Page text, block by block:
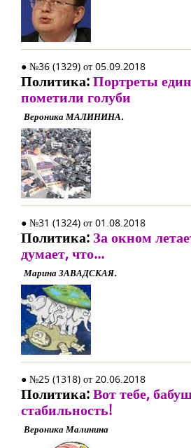
● №36 (1329) от 05.09.2018
Политика:Портреты
пометили голуби
Вероника МАЛИНИНА.
● №31 (1324) от 01.08.2018
Политика: За окном
думает, что...
Марина ЗАВАДСКАЯ.
● №25 (1318) от 20.06.2018
Политика:Вот тебе,
стабильность!
Вероника Малинина